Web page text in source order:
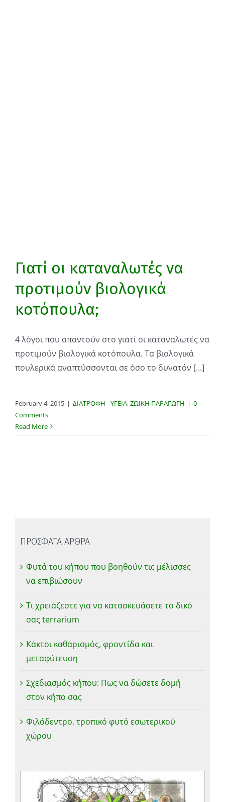
Γιατί οι καταναλωτές να
προτιμούν βιολογικά
κοτόπουλα;
4 λόγοι που απαντούν στο γιατί οι καταναλωτές να
προτιμούν βιολογικά κοτόπουλα. Τα βιολογικά
πουλερικά αναπτύσσονται σε όσο το δυνατόν [...]
February 4, 2015 | ΔΙΑΤΡΟΦΗ - ΥΓΕΙΑ,ΖΩΙΚΗ ΠΑΡΑΓΩΓΗ | 0
Comments
Read More
ΠΡΟΣΦΑΤΑ ΑΡΘΡΑ
Φυτά του κήπου που βοηθούν τις μέλισσες
να επιβιώσουν
Τι χρειάζεστε για να κατασκευάσετε το δικό
σας terrarium
Κάκτοι καθαρισμός, φροντίδα και
μεταφύτευση
Σχεδιασμός κήπου: Πως να δώσετε δομή
στον κήπο σας
Φιλόδεντρο, τροπικό φυτό εσωτερικού
χώρου